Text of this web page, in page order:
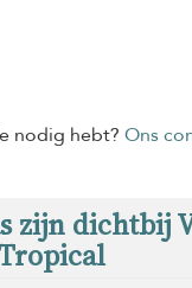
nodig hebt? Ons
zijn dichtbij